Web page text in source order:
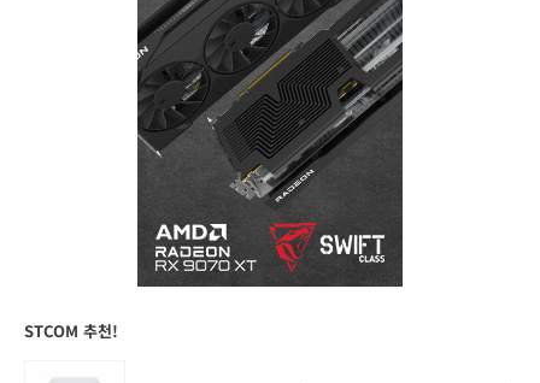
STCOM 추천!